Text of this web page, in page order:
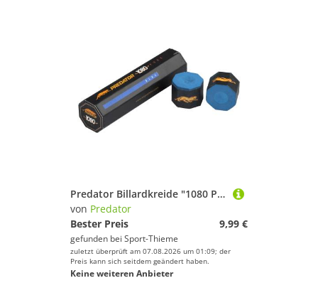
Predator Billardkreide "1080 Pure"
von Predator
Bester Preis
9,99 €
gefunden bei Sport-Thieme
zuletzt überprüft am 07.08.2026 um 01:09; der
Preis kann sich seitdem geändert haben.
Keine weiteren Anbieter